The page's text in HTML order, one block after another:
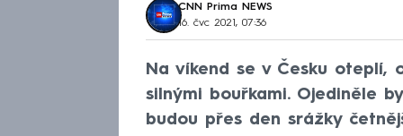
CNN Prima NEWS
16. čvc 2021, 07:36
Na víkend se v Česku
silnými bouřkami. Ojediněle
budou přes den srážky